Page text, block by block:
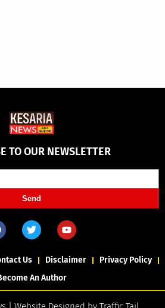
TO OUR NEWSLETTER
Send
Us Disclaimer
Privacy Policy
An Author